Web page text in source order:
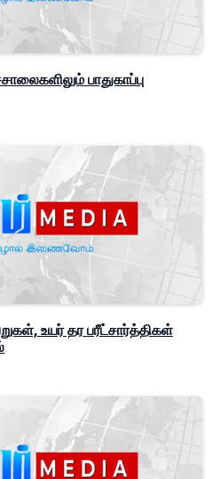
பாதுகாப்பு
உயர் தர பரீட்சார்த்திகள்